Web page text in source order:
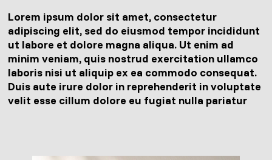
Lorem ipsum dolor sit amet, consectetur
adipiscing elit, sed do eiusmod tempor incididunt
ut labore et dolore magna aliqua. Ut enim ad
minim veniam, quis nostrud exercitation ullamco
laboris nisi ut aliquip ex ea commodo consequat.
Duis aute irure dolor in reprehenderit in voluptate
velit esse cillum dolore eu fugiat nulla pariatur